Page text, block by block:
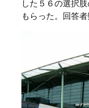
した５６の選択
もらった。回答者